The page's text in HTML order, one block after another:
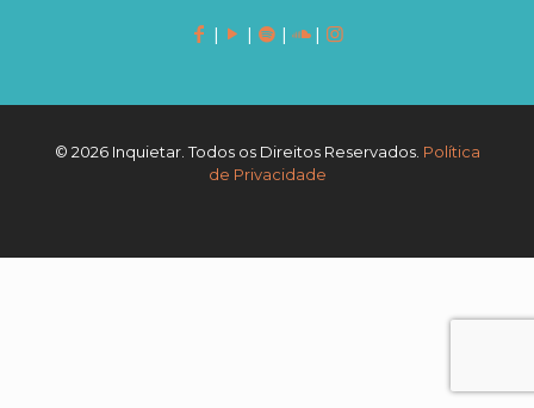
| | | |
© 2026 Inquietar. Todos os Direitos Reservados. Política
de Privacidade